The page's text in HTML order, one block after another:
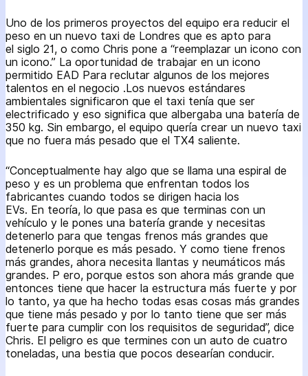
Uno de los primeros proyectos del equipo era reducir el
peso en un nuevo taxi de Londres que es apto para
el siglo 21, o como Chris pone a “reemplazar un icono con
un icono.” La oportunidad de trabajar en un icono
permitido EAD Para reclutar algunos de los mejores
talentos en el negocio .Los nuevos estándares
ambientales significaron que el taxi tenía que ser
electrificado y eso significa que albergaba una batería de
350 kg. Sin embargo, el equipo quería crear un nuevo taxi
que no fuera más pesado que el TX4 saliente.
“Conceptualmente hay algo que se llama una espiral de
peso y es un problema que enfrentan todos los
fabricantes cuando todos se dirigen hacia los
EVs. En teoría, lo que pasa es que terminas con un
vehículo y le pones una batería grande y necesitas
detenerlo para que tengas frenos más grandes que
detenerlo porque es más pesado. Y como tiene frenos
más grandes, ahora necesita llantas y neumáticos más
grandes. P ero, porque estos son ahora más grande que
entonces tiene que hacer la estructura más fuerte y por
lo tanto, ya que ha hecho todas esas cosas más grandes
que tiene más pesado y por lo tanto tiene que ser más
fuerte para cumplir con los requisitos de seguridad”, dice
Chris. El peligro es que termines con un auto de cuatro
toneladas, una bestia que pocos desearían conducir.